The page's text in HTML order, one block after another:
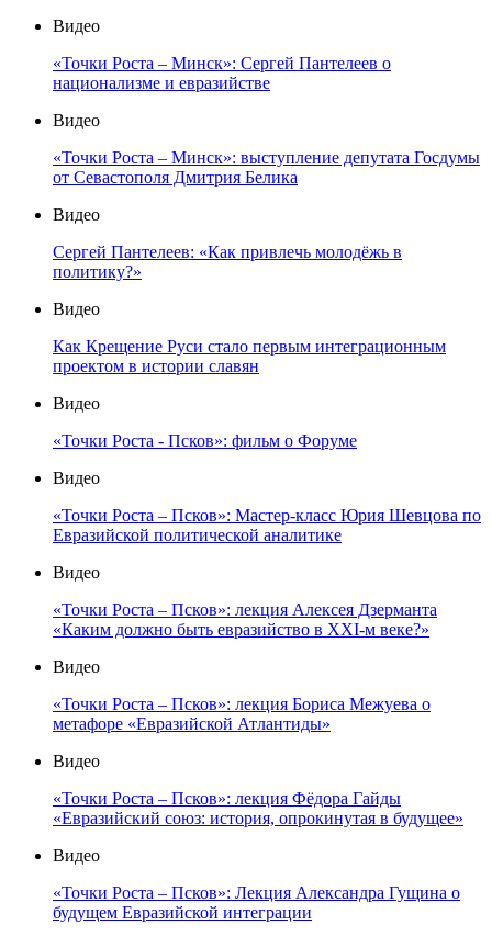
Видео
«Точки Роста – Минск»: Сергей Пантелеев о
национализме и евразийстве
Видео
«Точки Роста – Минск»: выступление депутата Госдумы
от Севастополя Дмитрия Белика
Видео
Сергей Пантелеев: «Как привлечь молодёжь в
политику?»
Видео
Как Крещение Руси стало первым интеграционным
проектом в истории славян
Видео
«Точки Роста - Псков»: фильм о Форуме
Видео
«Точки Роста – Псков»: Мастер-класс Юрия Шевцова по
Евразийской политической аналитике
Видео
«Точки Роста – Псков»: лекция Алексея Дзерманта
«Каким должно быть евразийство в XXI-м веке?»
Видео
«Точки Роста – Псков»: лекция Бориса Межуева о
метафоре «Евразийской Атлантиды»
Видео
«Точки Роста – Псков»: лекция Фёдора Гайды
«Евразийский союз: история, опрокинутая в будущее»
Видео
«Точки Роста – Псков»: Лекция Александра Гущина о
будущем Евразийской интеграции